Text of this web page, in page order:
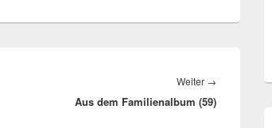
Weiter →
Beitrag:
Aus dem Familienalbum (59)